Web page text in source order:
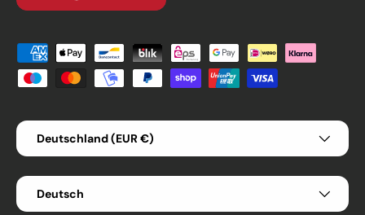
Zahlungsmethoden
Land/Region
Deutschland (EUR €)
Sprache
Deutsch